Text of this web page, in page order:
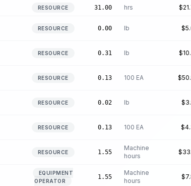
RESOURCE 31.00 hrs $
RESOURCE 0.00 lb $
RESOURCE 0.31 lb $
RESOURCE 0.13 100 EA $
RESOURCE 0.02 lb $
RESOURCE 0.13 100 EA $
RESOURCE 1.55
Machine
hours
$
EQUIPMENT
OPERATOR
1.55
Machine
hours
$